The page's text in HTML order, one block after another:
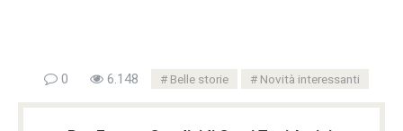
0 6.148 Belle storie Novità interessanti